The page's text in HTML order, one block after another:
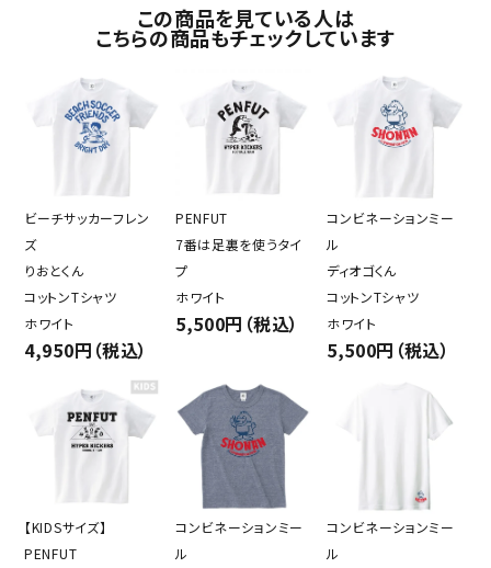
この商品を見ている人は
こちらの商品もチェックしています
ビーチサッカーフレン
ズ
りおとくん
コットンTシャツ
ホワイト
4,950円（税込）
PENFUT
7番は足裏を使うタイ
プ
ホワイト
5,500円（税込）
コンビネーションミー
ル
ディオゴくん
コットンTシャツ
ホワイト
5,500円（税込）
【KIDSサイズ】
PENFUT
コンビネーションミー
ル
コンビネーションミー
ル